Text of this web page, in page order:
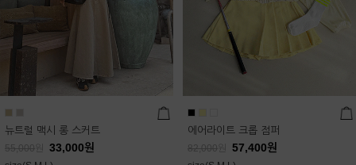
뉴트럴 맥시 롱 스커트
55,000 33,000원
에어라이트 크롭 점퍼
82,000 57,400원